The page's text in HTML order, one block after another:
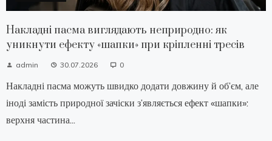
Накладні пасма виглядають неприродно: як
уникнути ефекту «шапки» при кріпленні тресів
admin 30.07.2026 0
Накладні пасма можуть швидко додати довжину й об’єм, але
іноді замість природної зачіски з’являється ефект «шапки»:
верхня частина...